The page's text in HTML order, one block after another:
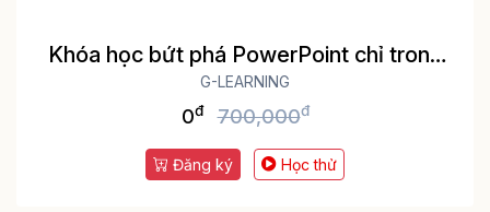
Khóa học bứt phá PowerPoint chỉ trong
3h
G-LEARNING
0đ 700,000đ
Đăng ký Học thử